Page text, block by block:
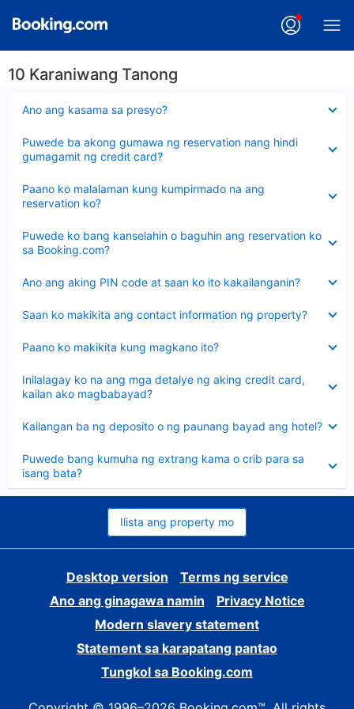
10 Karaniwang Tanong
Ano ang kasama sa presyo?
ang
Puwede ba akong gumawa ng reservation nang hindi
gumagamit ng credit card?
ang
sagot
Paano ko malalaman kung kumpirmado na ang
reservation ko?
ang
sagot
Puwede ko bang kanselahin o baguhin ang reservation ko
sa Booking.com?
ang
sagot
Ano ang aking PIN code at saan ko ito kakailanganin?
ang
Saan ko makikita ang contact information ng property?
ang
Paano ko makikita kung magkano ito?
ang
Inilalagay ko na ang mga detalye ng aking credit card,
kailan ako magbabayad?
ang
sagot
Kailangan ba ng deposito o ng paunang bayad ang hotel?
ang
Puwede bang kumuha ng extrang kama o crib para sa
isang bata?
ang
sagot
Ilista ang property mo
Desktop version
Terms ng service
Ano ang ginagawa namin
Privacy Notice
Modern slavery statement
Statement sa karapatang pantao
Tungkol sa Booking.com